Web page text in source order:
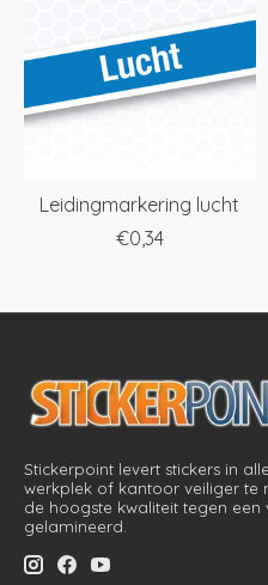
Leidingmarkering lucht
€0,34
Stickerpoint levert stickers in
werkplek of kantoor veiliger te
de hoogste kwaliteit tegen een
gelamineerd.